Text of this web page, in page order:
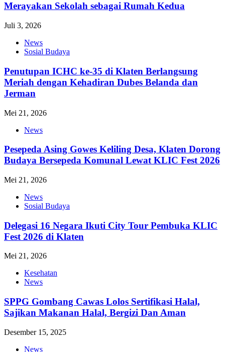
Merayakan Sekolah sebagai Rumah Kedua
Juli 3, 2026
News
Sosial Budaya
Penutupan ICHC ke-35 di Klaten Berlangsung
Meriah dengan Kehadiran Dubes Belanda dan
Jerman
Mei 21, 2026
News
Pesepeda Asing Gowes Keliling Desa, Klaten Dorong
Budaya Bersepeda Komunal Lewat KLIC Fest 2026
Mei 21, 2026
News
Sosial Budaya
Delegasi 16 Negara Ikuti City Tour Pembuka KLIC
Fest 2026 di Klaten
Mei 21, 2026
Kesehatan
News
SPPG Gombang Cawas Lolos Sertifikasi Halal,
Sajikan Makanan Halal, Bergizi Dan Aman
Desember 15, 2025
News